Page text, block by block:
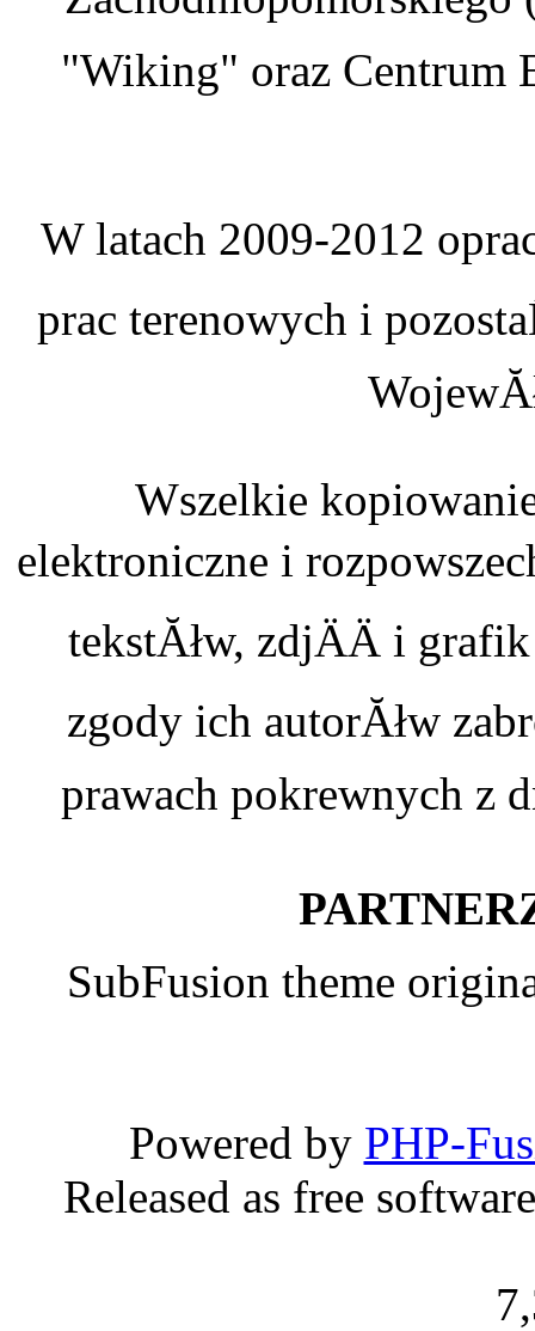
"Wiking" oraz
W latach 2009-2012
prac terenowych i
Wszelkie
elektroniczne i
tekstĂłw, zdjÄÄ i
zgody ich autorĂłw
prawach pokrewnych z
SubFusion theme
Powered by PHP-
Released as free